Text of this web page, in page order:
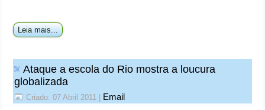
Leia mais...
Ataque a escola do Rio mostra a loucura
globalizada
Criado: 07 Abril 2011 Email